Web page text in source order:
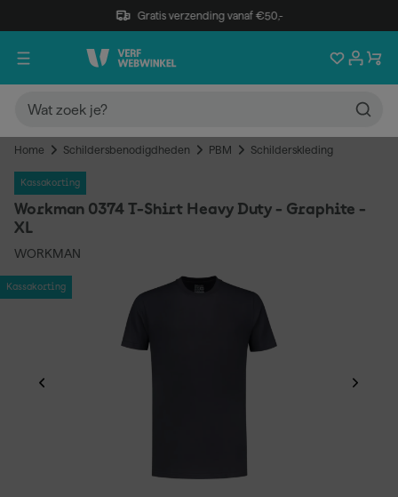
Gratis verzending vanaf €50,-
Home Schildersbenodigdheden PBM Schilderskleding
Kassakorting
Workman 0374 T-Shirt Heavy Duty - Graphite -
XL
WORKMAN
Kassakorting